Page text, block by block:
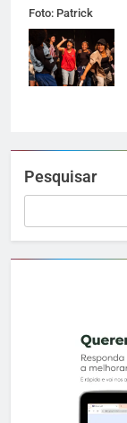
Foto: Patrick
Lima
Pesquisar